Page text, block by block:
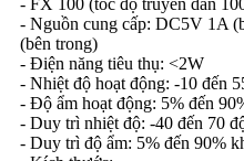
- Nguồn cung cấp: DC5V 1A
(bên trong)
- Điện năng tiêu thụ: <2W
- Nhiệt độ hoạt động: -10 đến
- Độ ẩm hoạt động: 5% đến
- Duy trì nhiệt độ: -40 đến 70
- Duy trì độ ẩm: 5% đến 90%